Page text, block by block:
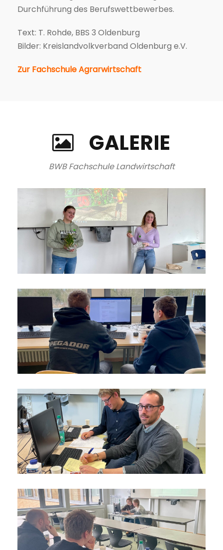
Durchführung des Berufswettbewerbes.
Text: T. Rohde, BBS 3 Oldenburg
Bilder: Kreislandvolkverband Oldenburg e.V.
Zur Fachschule Agrarwirtschaft
GALERIE
BWB Fachschule Landwirtschaft